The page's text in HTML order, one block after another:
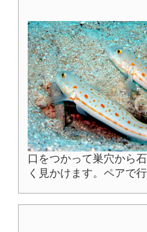
口をつかって巣穴から
く見かけます。ペアで